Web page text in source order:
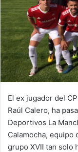
El ex jugador del
Raúl Calero, ha
Deportivos La
Calamocha, equipo
grupo XVII tan solo